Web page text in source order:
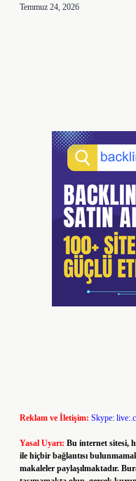
Temmuz 24, 2026
Reklam ve İletişim: Skype:
Yasal Uyarı: Bu internet sitesi,
ile hiçbir bağlantısı
makaleler paylaşılmaktadır.